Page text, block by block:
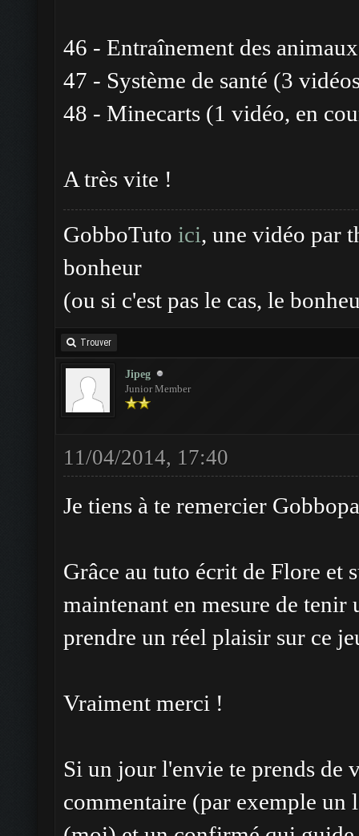
46 - Entraînement des
47 - Système de santé (3
48 - Minecarts (1 vidéo, en
A très vite !
GobboTuto ici, une vidéo par
bonheur
(ou si c'est pas le cas, le
Trouver
Jipeg
Junior Member
11/04/2014, 17:40
Je tiens à te remercier
Grâce au tuto écrit de Flore et
maintenant en mesure de
prendre un réel plaisir sur ce
Vraiment merci !
Si un jour l'envie te prends de
commentaire (par exemple un